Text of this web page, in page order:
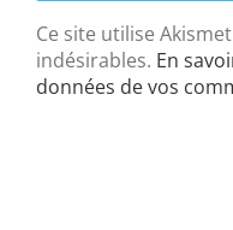
Ce site utilise
indésirables. En
données de vos